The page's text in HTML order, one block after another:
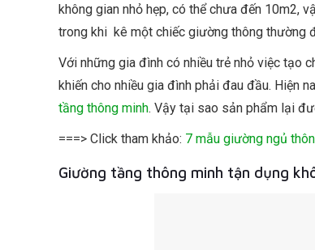
không gian nhỏ hẹp, có thể chưa đến 10m2,
trong khi kê một chiếc giường thông thường
Với những gia đình có nhiều trẻ nhỏ việc tạo
khiến cho nhiều gia đình phải đau đầu. Hiện
tầng thông minh. Vậy tại sao sản phẩm lại
===> Click tham khảo: 7 mẫu giường ngủ
Giường tầng thông minh tận dụng